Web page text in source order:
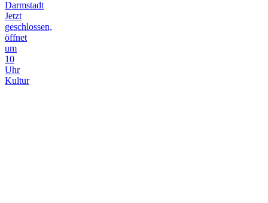
Darmstadt
Jetzt
geschlossen,
öffnet
um
10
Uhr
Kultur